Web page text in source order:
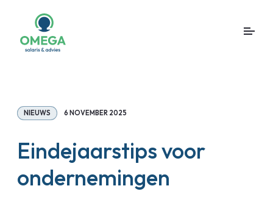
NIEUWS 6 NOVEMBER 2025
Eindejaarstips voor
ondernemingen